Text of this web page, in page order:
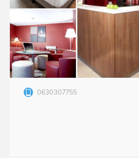
0630307755